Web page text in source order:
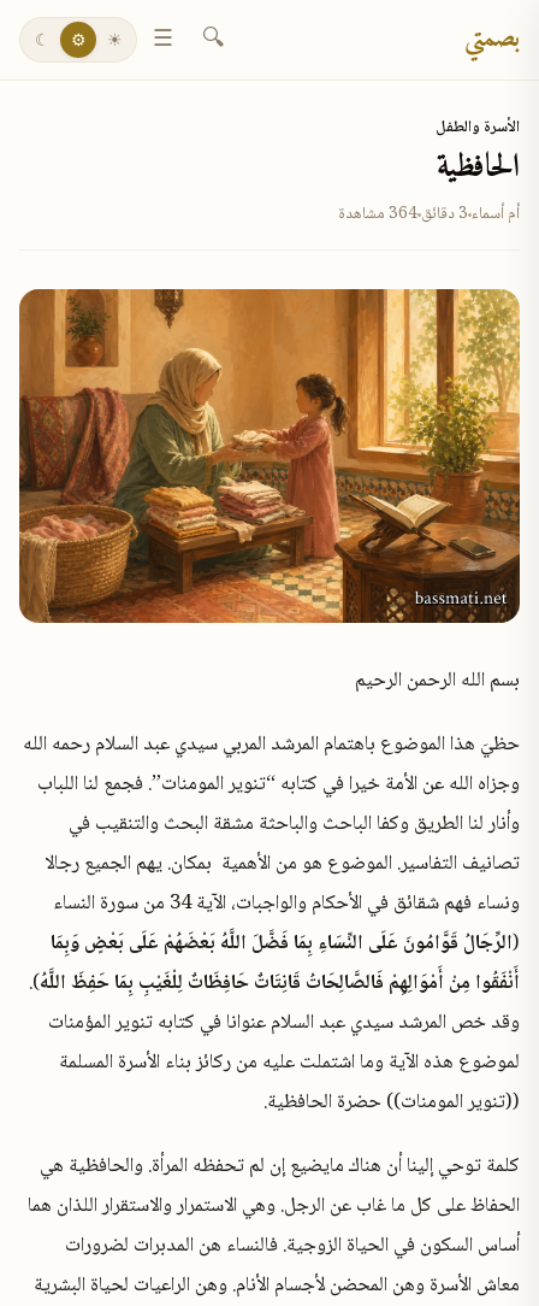
✕
بصمتي 🔍
☰
☀
⚙
☾
الأسرة والطفل
الحافظية
أم أسماء3 دقائق 364 مشاهدة
بسم الله الرحمن الرحيم
حظيَ هذا الموضوع باهتمام المرشد المربي سيدي عبد السلام رحمه الله
وجزاه الله عن الأمة خيرا في كتابه “تنوير المومنات”. فجمع لنا اللباب
وأنار لنا الطريق وكفا الباحث والباحثة مشقة البحث والتنقيب في
تصانيف التفاسير. الموضوع هو من الأهمية بمكان. يهم الجميع رجالا
ونساء فهم شقائق في الأحكام والواجبات، الآية 34 من سورة النساء
(الرِّجَالُ قَوَّامُونَ عَلَى النِّسَاءِ بِمَا فَضَّلَ اللَّهُ بَعْضَهُمْ عَلَى بَعْضٍ وَبِمَا
أَنْفَقُوا مِنْ أَمْوَالِهِمْ فَالصَّالِحَاتُ قَانِتَاتٌ حَافِظَاتٌ لِلْغَيْبِ بِمَا حَفِظَ اللَّهُ).
وقد خص المرشد سيدي عبد السلام عنوانا في كتابه تنوير المؤمنات
لموضوع هذه الآية وما اشتملت عليه من ركائز بناء الأسرة المسلمة
((تنوير المومنات)) حضرة الحافظية.
كلمة توحي إلينا أن هناك مايضيع إن لم تحفظه المرأة. والحافظية هي
الحفاظ على كل ما غاب عن الرجل. وهي الاستمرار والاستقرار اللذان هما
أساس السكون في الحياة الزوجية. فالنساء هن المدبرات لضرورات
معاش الأسرة وهن المحضن لأجسام الأنام. وهن الراعيات لحياة البشرية